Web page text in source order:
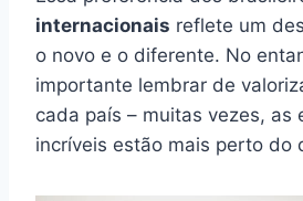
internacionais reflete um
o novo e o diferente. No
importante lembrar de
cada país – muitas vezes, as
incríveis estão mais perto do